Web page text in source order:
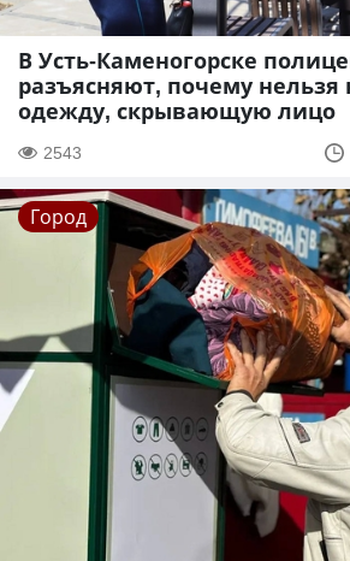
В Усть-Каменогорске
разъясняют, почему нельзя
одежду, скрывающую лицо
2543
Город